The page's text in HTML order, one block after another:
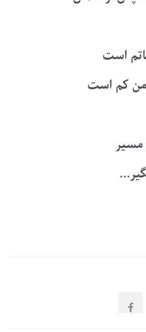
است
کم است
مسیر